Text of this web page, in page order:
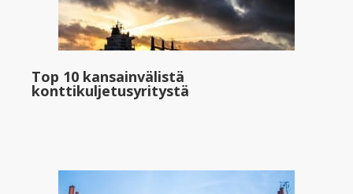
Top 10 kansainvälistä
konttikuljetusyritystä